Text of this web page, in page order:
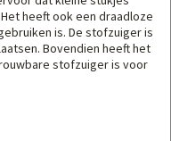
heeft ook een draadloze
is. De stofzuiger is
Bovendien heeft het
stofzuiger is voor